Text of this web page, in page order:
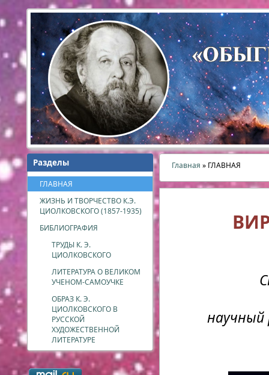
Главная » ГЛАВНАЯ
научный
Разделы
ГЛАВНАЯ
ЖИЗНЬ И ТВОРЧЕСТВО К.Э.
ЦИОЛКОВСКОГО (1857-1935)
БИБЛИОГРАФИЯ
ТРУДЫ К. Э.
ЦИОЛКОВСКОГО
ЛИТЕРАТУРА О ВЕЛИКОМ
УЧЕНОМ-САМОУЧКЕ
ОБРАЗ К. Э.
ЦИОЛКОВСКОГО В
РУССКОЙ
ХУДОЖЕСТВЕННОЙ
ЛИТЕРАТУРЕ